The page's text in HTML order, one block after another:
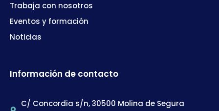
Trabaja con nosotros
Eventos y formación
Noticias
Información de contacto
C/ Concordia s/n, 30500 Molina de Segura